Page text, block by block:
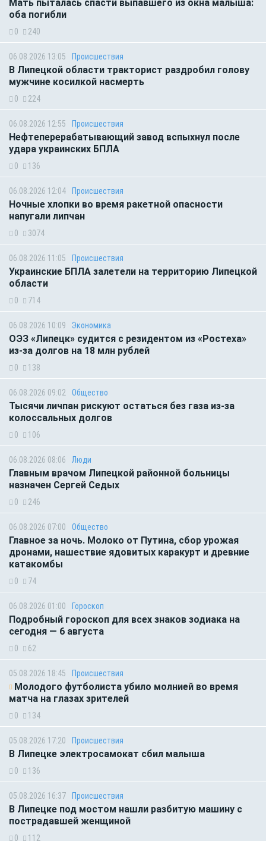
Мать пыталась спасти выпавшего из окна малыша:
оба погибли
0 240
06.08.2026 13:05 Происшествия
В Липецкой области тракторист раздробил голову
мужчине косилкой насмерть
0 224
06.08.2026 12:55 Происшествия
Нефтеперерабатывающий завод вспыхнул после
удара украинских БПЛА
0 136
06.08.2026 12:04 Происшествия
Ночные хлопки во время ракетной опасности
напугали липчан
0 3074
06.08.2026 11:05 Происшествия
Украинские БПЛА залетели на территорию Липецкой
области
0 714
06.08.2026 10:09 Экономика
ОЭЗ «Липецк» судится с резидентом из «Ростеха»
из-за долгов на 18 млн рублей
0 138
06.08.2026 09:02 Общество
Тысячи личпан рискуют остаться без газа из-за
колоссальных долгов
0 106
06.08.2026 08:06 Люди
Главным врачом Липецкой районной больницы
назначен Сергей Седых
0 246
06.08.2026 07:00 Общество
Главное за ночь. Молоко от Путина, сбор урожая
дронами, нашествие ядовитых каракурт и древние
катакомбы
0 74
06.08.2026 01:00 Гороскоп
Подробный гороскоп для всех знаков зодиака на
сегодня — 6 августа
0 62
05.08.2026 18:45 Происшествия
Молодого футболиста убило молнией во время
матча на глазах зрителей
0 134
05.08.2026 17:20 Происшествия
В Липецке электросамокат сбил малыша
0 136
05.08.2026 16:37 Происшествия
В Липецке под мостом нашли разбитую машину с
пострадавшей женщиной
0 112